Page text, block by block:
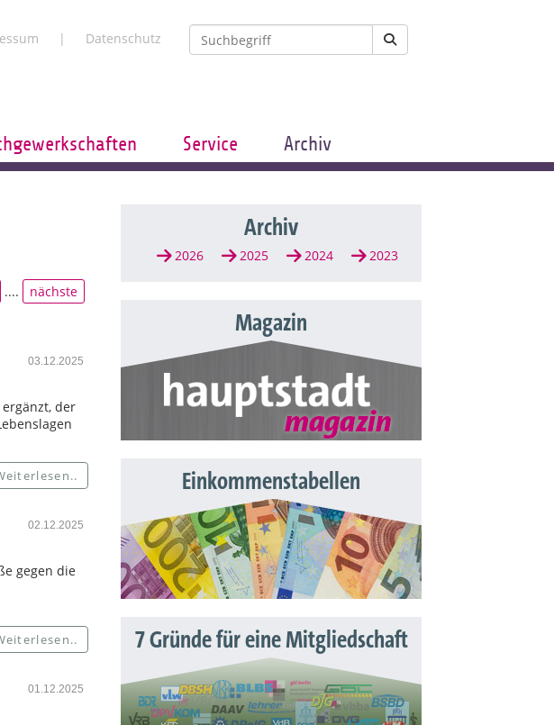
Datenschutz
Service Archiv
.... nächste
03.12.2025
der
02.12.2025
gegen die
01.12.2025
Archiv
2026 2025 2024 2023
Magazin
Einkommenstabellen
7 Gründe für eine Mitgliedschaft